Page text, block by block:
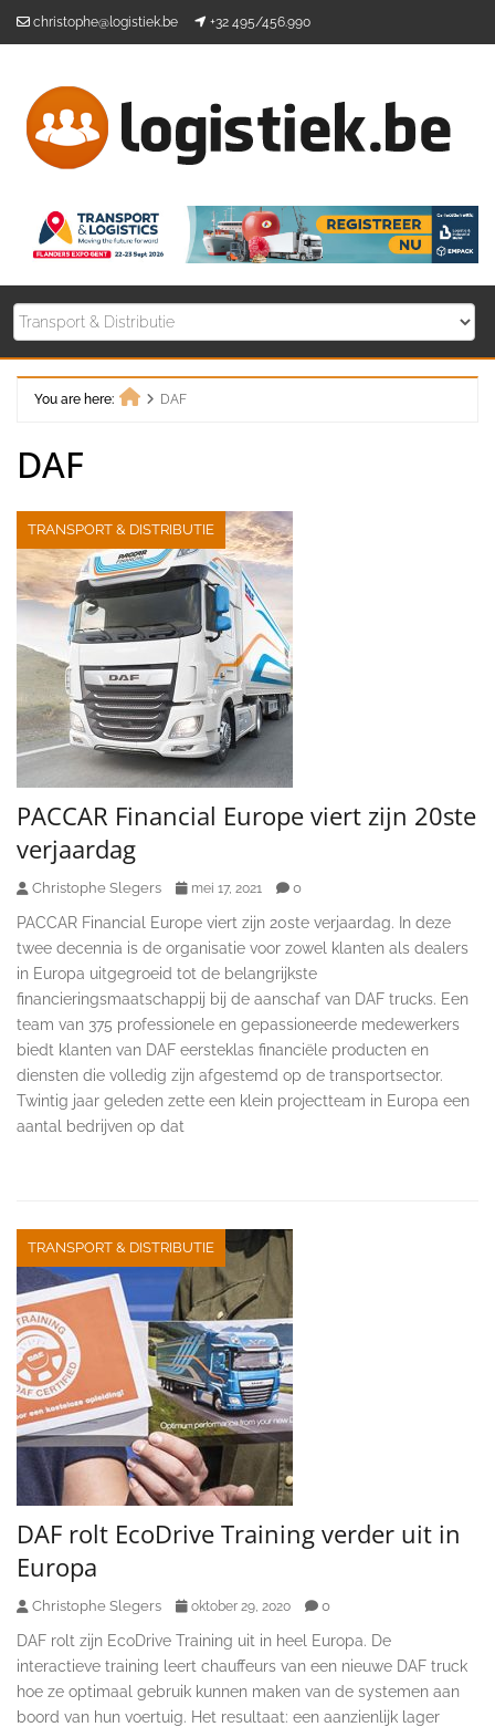
christophe@logistiek.be +32 495/456.990
You are here:
DAF
DAF
TRANSPORT & DISTRIBUTIE
PACCAR Financial Europe viert zijn 20ste
verjaardag
Christophe Slegers mei 17, 2021 0
PACCAR Financial Europe viert zijn 20ste verjaardag. In deze
twee decennia is de organisatie voor zowel klanten als dealers
in Europa uitgegroeid tot de belangrijkste
financieringsmaatschappij bij de aanschaf van DAF trucks. Een
team van 375 professionele en gepassioneerde medewerkers
biedt klanten van DAF eersteklas financiële producten en
diensten die volledig zijn afgestemd op de transportsector.
Twintig jaar geleden zette een klein projectteam in Europa een
aantal bedrijven op dat
TRANSPORT & DISTRIBUTIE
DAF rolt EcoDrive Training verder uit in
Europa
Christophe Slegers oktober 29, 2020 0
DAF rolt zijn EcoDrive Training uit in heel Europa. De
interactieve training leert chauffeurs van een nieuwe DAF truck
hoe ze optimaal gebruik kunnen maken van de systemen aan
boord van hun voertuig. Het resultaat: een aanzienlijk lager